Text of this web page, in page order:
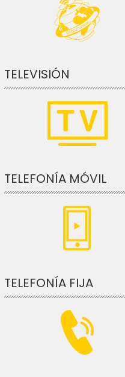
TELEVISIÓN
TELEFONÍA MÓVIL
TELEFONÍA FIJA